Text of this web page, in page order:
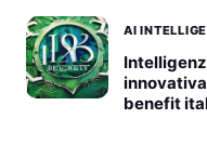
AI
benefit